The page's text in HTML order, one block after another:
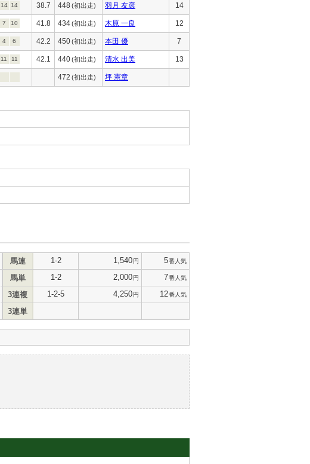
14 14 38.7 448 (初出走) 羽月 友彦 14
7 10 41.8 434(初出走) 木原 一良 12
4 6 42.2 450(初出走) 本田 優 7
11 11 42.1 440(初出走) 清水 出美 13
472 (初出走) 坪 憲章
馬連 1-2 1,540円 5番人気
馬単 1-2 2,000円 7番人気
3連複 1-2-5 4,250円 12番人気
3連単